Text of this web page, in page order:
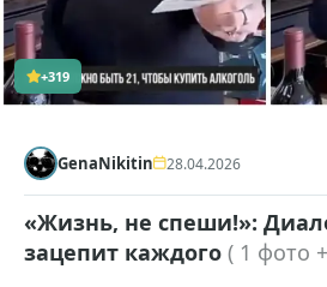
+319
GenaNikitin 28.04.2026
«Жизнь, не спеши!»:
зацепит каждого ( 1 фото